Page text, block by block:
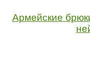
Армейские